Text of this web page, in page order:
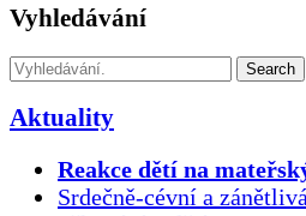
Vyhledávání
Search
Aktuality
Reakce dětí na
Srdečně-cévní a